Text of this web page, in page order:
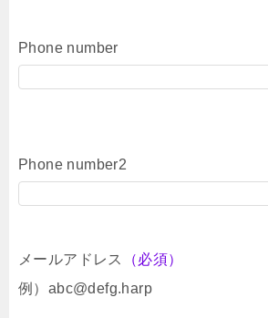
Phone number
Phone number2
メールアドレス
（必須）
例）abc@defg.harp